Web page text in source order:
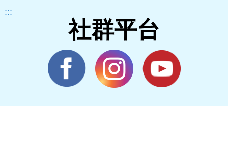
:::
社群平台